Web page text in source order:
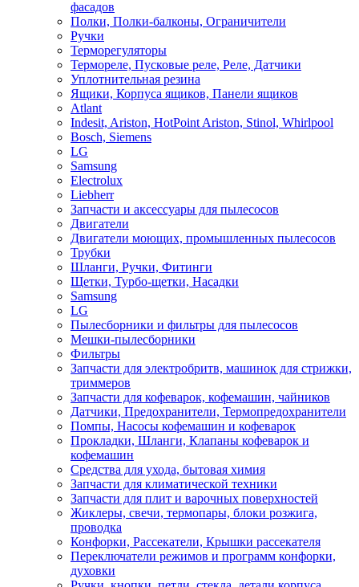
фасадов
Полки, Полки-балконы, Ограничители
Ручки
Терморегуляторы
Термореле, Пусковые реле, Реле, Датчики
Уплотнительная резина
Ящики, Корпуса ящиков, Панели ящиков
Atlant
Indesit, Ariston, HotPoint Ariston, Stinol, Whirlpool
Bosch, Siemens
LG
Samsung
Electrolux
Liebherr
Запчасти и аксессуары для пылесосов
Двигатели
Двигатели моющих, промышленных пылесосов
Трубки
Шланги, Ручки, Фитинги
Щетки, Турбо-щетки, Насадки
Samsung
LG
Пылесборники и фильтры для пылесосов
Мешки-пылесборники
Фильтры
Запчасти для электробритв, машинок для стрижки,
триммеров
Запчасти для кофеварок, кофемашин, чайников
Датчики, Предохранители, Термопредохранители
Помпы, Насосы кофемашин и кофеварок
Прокладки, Шланги, Клапаны кофеварок и
кофемашин
Средства для ухода, бытовая химия
Запчасти для климатической техники
Запчасти для плит и варочных поверхностей
Жиклеры, свечи, термопары, блоки розжига,
проводка
Конфорки, Рассекатели, Крышки рассекателя
Переключатели режимов и программ конфорки,
духовки